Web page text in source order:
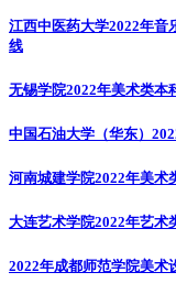
江西中医药大学2022年音
线
无锡学院2022年美术类本
中国石油大学（华东）
河南城建学院2022年美术
大连艺术学院2022年艺术
2022年成都师范学院美术